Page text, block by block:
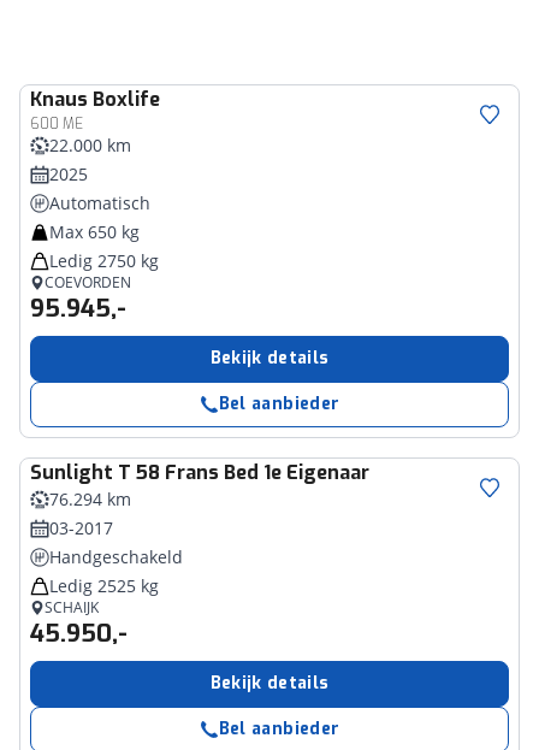
Knaus Boxlife
600 ME
22.000 km
2025
Automatisch
Max 650 kg
Ledig 2750 kg
COEVORDEN
95.945,-
Bekijk details
Bel aanbieder
Sunlight T 58 Frans Bed 1e Eigenaar
76.294 km
03-2017
Handgeschakeld
Ledig 2525 kg
SCHAIJK
45.950,-
Bekijk details
Bel aanbieder